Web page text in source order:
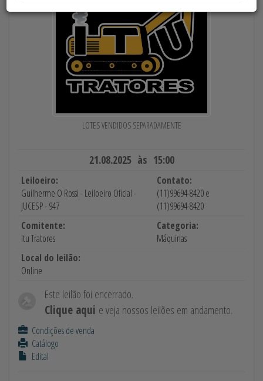
LOTES VENDIDOS SEPARADAMENTE
21.08.2025 às 15:00
Leiloeiro:
Guilherme O Rossi - Leiloeiro Oficial -
JUCESP - 947
Contato:
(11)99694-8420 e
(11)99694-8420
Comitente:
Itu Tratores
Categoria:
Máquinas
Local do leilão:
Online
Este leilão foi encerrado.
Clique aqui e veja nossos leilões em andamento.
Condições de venda
Catálogo
Edital